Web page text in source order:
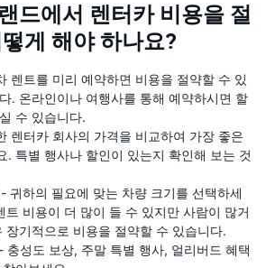
드에서 렌터카 비용을 절
게 해야 하나요?
렌트를 미리 예약하면 비용을 절약할 수 있
. 온라인이나 여행사를 통해 예약하시면 할
수 있습니다.
렌터카 회사의 가격을 비교하여 가장 좋은
. 특별 행사나 할인이 있는지 확인해 보는 것
- 귀하의 필요에 맞는 차량 크기를 선택하세
트 비용이 더 많이 들 수 있지만 사람이 많거
장기적으로 비용을 절약할 수 있습니다.
- 충성도 보상, 주말 특별 행사, 얼리버드 혜택